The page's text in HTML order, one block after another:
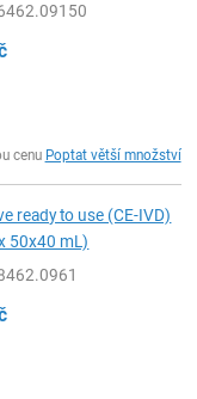
cenu Poptat větší množství
ready to use (CE-IVD)
50x40 mL)